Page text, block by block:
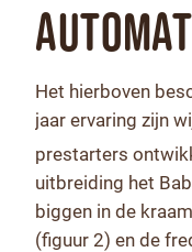
Het hierboven
jaar ervaring zijn
prestarters
uitbreiding het
biggen in de
(figuur 2) en de